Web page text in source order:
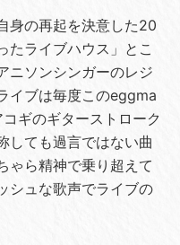
身の再起を決意した20
たライブハウス」とこ
ニソンシンガーのレジ
イブは毎度このeggma
ギのギターストローク
しても過言ではない曲
ゃら精神で乗り超えて
シュな歌声でライブの